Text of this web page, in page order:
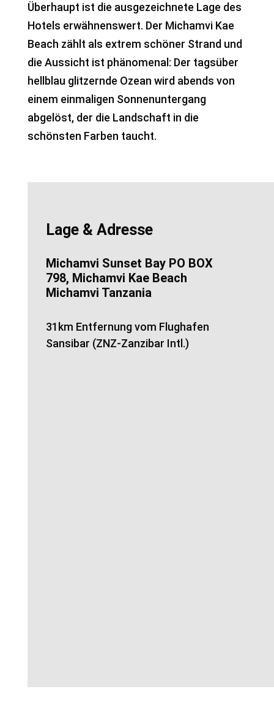
Überhaupt ist die ausgezeichnete Lage des
Hotels erwähnenswert. Der Michamvi Kae
Beach zählt als extrem schöner Strand und
die Aussicht ist phänomenal: Der tagsüber
hellblau glitzernde Ozean wird abends von
einem einmaligen Sonnenuntergang
abgelöst, der die Landschaft in die
schönsten Farben taucht.
Lage & Adresse
Michamvi Sunset Bay PO BOX
798, Michamvi Kae Beach
Michamvi Tanzania
31km Entfernung vom Flughafen
Sansibar (ZNZ-Zanzibar Intl.)